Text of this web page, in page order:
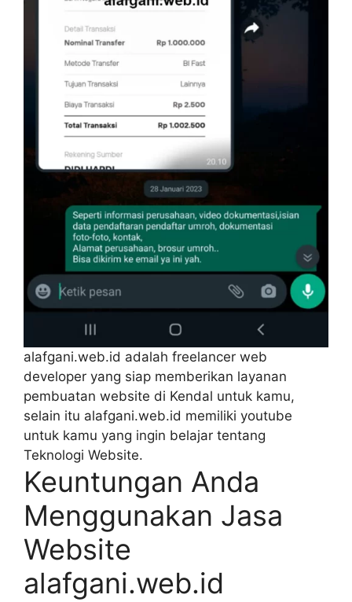
alafgani.web.id adalah freelancer web
developer yang siap memberikan layanan
pembuatan website di Kendal untuk kamu,
selain itu alafgani.web.id memiliki youtube
untuk kamu yang ingin belajar tentang
Teknologi Website.
Keuntungan Anda
Menggunakan Jasa
Website
alafgani.web.id